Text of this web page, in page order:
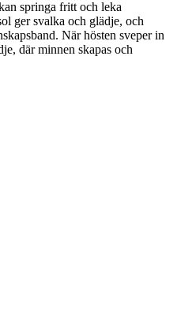
springa fritt och leka
ger svalka och glädje, och
När hösten sveper in
där minnen skapas och